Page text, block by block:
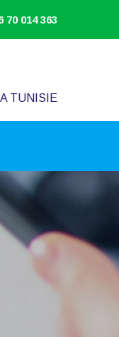
70 014 363
TUNISIE